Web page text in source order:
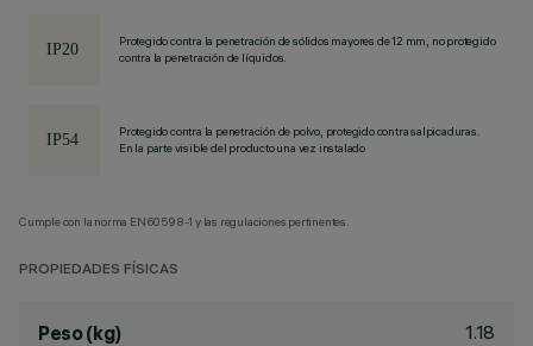
Protegido contra la penetración de sólidos mayores de 12 mm, no protegido
contra la penetración de líquidos.
Protegido contra la penetración de polvo, protegido contra salpicaduras.
En la parte visible del producto una vez instalado
Cumple con la norma EN60598-1 y las regulaciones pertinentes.
PROPIEDADES FÍSICAS
Peso (kg) 1.18